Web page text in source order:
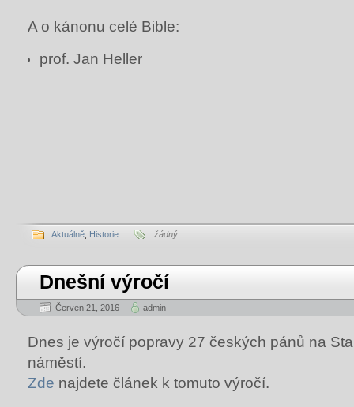
A o kánonu celé Bible:
prof. Jan Heller
Aktuálně Historie žádný
Dnešní výročí
Červen 21, 2016 admin
Dnes je výročí popravy 27 českých pánů na
náměstí.
Zde najdete článek k tomuto výročí.